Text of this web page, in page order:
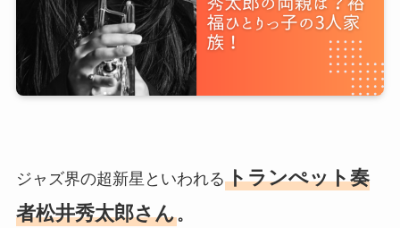
ジャズ界の超新星といわれるトランぺット奏
者松井秀太郎さん。